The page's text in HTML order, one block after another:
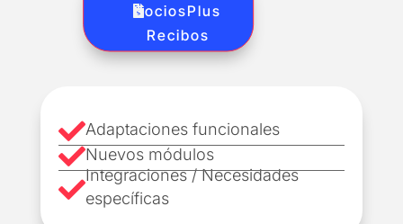
SociosPlus
Recibos
Adaptaciones funcionales
Nuevos módulos

Integraciones / Necesidades
específicas